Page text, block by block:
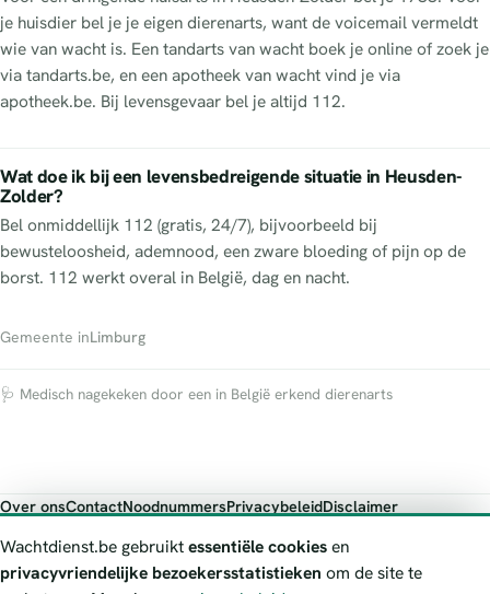
je huisdier bel je je eigen dierenarts, want de voicemail vermeldt
wie van wacht is. Een tandarts van wacht boek je online of zoek je
via tandarts.be, en een apotheek van wacht vind je via
apotheek.be. Bij levensgevaar bel je altijd 112.
Wat doe ik bij een levensbedreigende situatie in Heusden-
Zolder?
Bel onmiddellijk 112 (gratis, 24/7), bijvoorbeeld bij
bewusteloosheid, ademnood, een zware bloeding of pijn op de
borst. 112 werkt overal in België, dag en nacht.
Gemeente inLimburg
🩺 Medisch nagekeken door een in België erkend dierenarts
Over onsContactNoodnummersPrivacybeleidDisclaimer
Wachtdienst.be toont publieke wachtdienst-informatie ter oriëntatie.
Wachtdienst.be gebruiktessentiële cookiesen
privacyvriendelijke bezoekersstatistieken om de site te